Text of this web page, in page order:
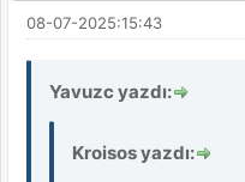
08-07-2025:15:43
Yavuzc yazdı:
Kroisos yazdı: